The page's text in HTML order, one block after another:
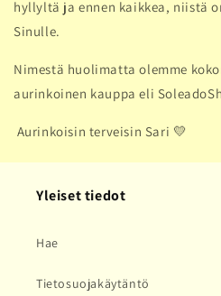
hyllyltä ja ennen kaikkea, niistä
Sinulle.
Nimestä huolimatta olemme
aurinkoinen kauppa eli
Aurinkoisin terveisin Sari 💛
Yleiset tiedot
Hae
Tietosuojakäytäntö